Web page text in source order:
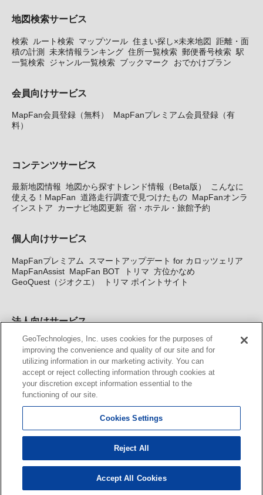
地図検索サービス
検索 ルート検索 マップツール 住まい探し×未来地図
距離・面
積の計測 未来情報ランキング 住所一覧検索 郵便番号検索 駅
一覧検索 ジャンル一覧検索 ブックマーク おでかけプラン
会員向けサービス
MapFan会員登録（無料）
MapFanプレミアム会員登録（有
料）
コンテンツサービス
最新地図情報 地図から探すトレンド情報（Beta版）
こんなに
使える！MapFan 道路走行調査で見つけたもの MapFanオンラ
インストア
カーナビ地図更新 宿・ホテル・旅館予約
個人向けサービス
MapFanプレミアム
スマートアップデート for カロッツェリア
MapFanAssist MapFan BOT トリマ 方位かなめ
GeoQuest（ジオクエ）
トリマ ポイントサイト
法人向けサービス
法人向け地図・位置情報サービス WEBサイト・システム向け地
図API Windows PC向け地図開発キット MapFan DB 住所確認
サービス
MAP WORLD+ トリマ広告 Geo-Research
カーナビ地図更新サービス
MapFan スマートメンバーズ カロッツェリア地図割プラス
KENWOOD MapFan Club
© GeoTechnologies, Inc.
GeoTechnologies, Inc. uses cookies for the purposes of
improving the convenience and quality of our site and for
utilizing information in our marketing activity. You can
accept or reject collecting information through cookies at
your discretion except information essential to the
functioning of our site.
Cookies Settings
Reject All
Accept All Cookies